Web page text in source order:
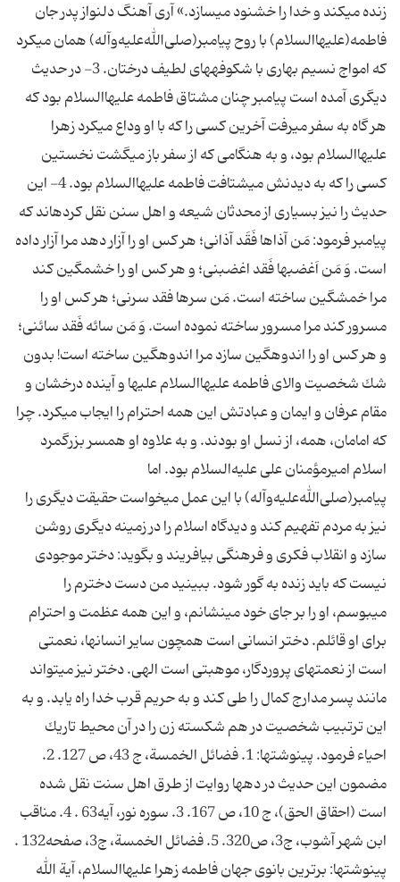
زنده می‏كند و خدا را خشنود می‏سازد.» آری آهنگ دلنواز پدر جان
فاطمه‏(علیها‌السلام) با روح پیامبر(صلی‌الله‌علیه‌و‌آله) همان می‏كرد
كه امواج نسیم بهاری با شكوفه‏های لطیف درختان. 3- در حدیث
دیگری آمده است پیامبر چنان مشتاق فاطمه علیهاالسلام‏ بود كه
هر گاه به سفر می‏رفت آخرین كسی را كه با او وداع می‏كرد زهرا
علیهاالسلام بود، و به هنگامی كه از سفر باز می‏گشت نخستین
كسی را كه به دیدنش می‏شتافت فاطمه ‏علیهاالسلام بود. 4- این
حدیث را نیز بسیاری از محدثان شیعه و اهل سنن نقل كرده‏اند كه
پیامبر فرمود: مَن آذاها فَقَد آذانی؛ هر كس او را آزار دهد مرا آزار داده
است. وَ مَن اَغضبها فَقد اغضبنی؛ و هر كس او را خشمگین كند
مرا خمشگین ساخته است. مَن سرها فقد سرنی؛ هر كس او را
مسرور كند مرا مسرور ساخته نموده است. وَ مَن سائه فَقد سائنی؛
و هر كس او را اندوهگین سازد مرا اندوهگین ساخته است! بدون
شك شخصیت والای فاطمه علیهاالسلام‏ علیها و آینده درخشان و
مقام عرفان و ایمان و عبادتش این همه احترام را ایجاب می‏كرد. چرا
كه امامان، همه، از نسل او بودند. و به علاوه او همسر بزرگمرد
اسلام امیرمؤمنان علی ‏علیه‌السلام بود. اما
پیامبر(صلی‌الله‌علیه‌و‌آله) با این عمل می‏خواست حقیقت دیگری را
نیز به مردم تفهیم كند و دیدگاه اسلام را در زمینه دیگری روشن
سازد و انقلاب فكری و فرهنگی بیافریند و بگوید: دختر موجودی
نیست كه باید زنده به گور شود. ببینید من دست دخترم را
می‏بوسم، او را بر جای خود می‏نشانم، و این همه عظمت و احترام
برای او قائلم. دختر انسانی است همچون سایر انسان‎ها، نعمتی
است از نعمت‎های پروردگار، موهبتی است الهی. دختر نیز می‏تواند
مانند پسر مدارج كمال را طی كند و به حریم قرب خدا راه یابد. و به
این ترتبیب شخصیت در هم شكسته زن را در آن محیط تاریك
احیاء فرمود. پی‎نوشت‎ها: 1. فضائل الخمسة، ج 43، ص 127. 2.
مضمون این حدیث در ده‎ها روایت از طرق اهل سنت نقل شده
است (احقاق الحق)، ج 10، ص 167. 3. سوره نور، آیه63 . 4. مناقب
ابن شهر آشوب، ج3، ص320. 5. فضائل الخمسة، ج3، صفحه132 .
پی‎نوشت‎ها: برترین بانوی جهان فاطمه زهرا علیهاالسلام، آیة الله